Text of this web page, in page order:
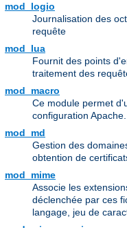
mod_logio
Journalisation des
requête
mod_lua
Fournit des points
traitement des
mod_macro
Ce module permet
configuration Apache.
mod_md
Gestion des
obtention de
mod_mime
Associe les
déclenchée par ces
langage, jeu de